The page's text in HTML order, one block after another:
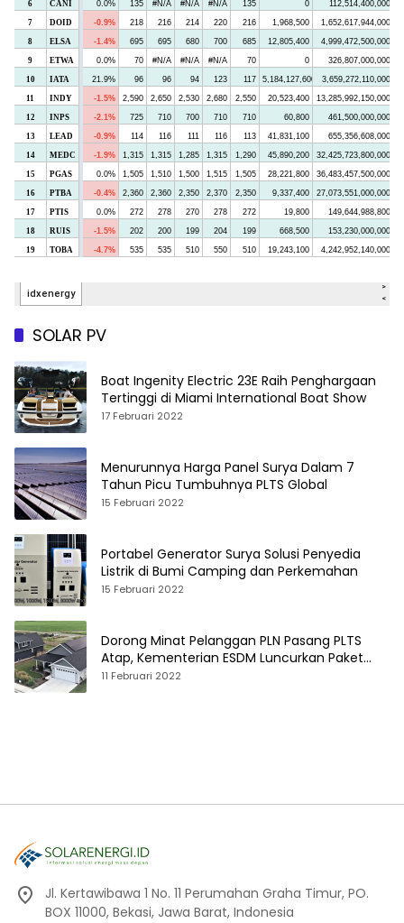
SOLAR PV
Boat Ingenity Electric 23E Raih Penghargaan
Tertinggi di Miami International Boat Show
17 Februari 2022
Menurunnya Harga Panel Surya Dalam 7
Tahun Picu Tumbuhnya PLTS Global
15 Februari 2022
Portabel Generator Surya Solusi Penyedia
Listrik di Bumi Camping dan Perkemahan
15 Februari 2022
Dorong Minat Pelanggan PLN Pasang PLTS
Atap, Kementerian ESDM Luncurkan Paket
Hibah SEF
11 Februari 2022
Jl. Kertawibawa 1 No. 11 Perumahan Graha Timur, PO.
BOX 11000, Bekasi, Jawa Barat, Indonesia